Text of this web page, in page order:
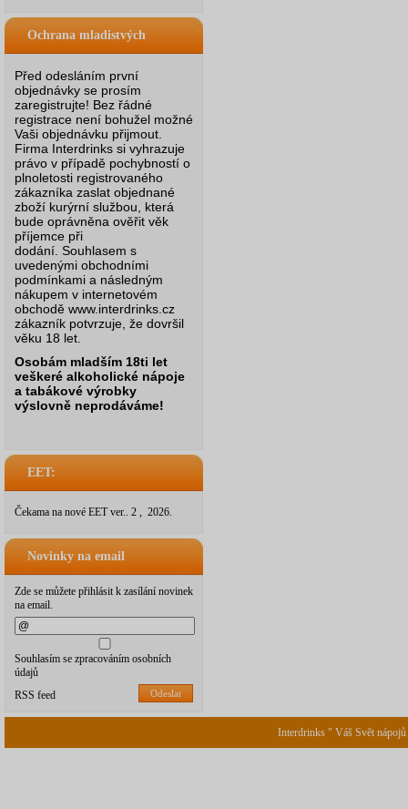
Ochrana mladistvých
Před odesláním první
objednávky se prosím
zaregistrujte! Bez řádné
registrace není bohužel možné
Vaši objednávku přijmout.
Firma Interdrinks si vyhrazuje
právo v případě pochybností o
plnoletosti registrovaného
zákazníka zaslat objednané
zboží kurýrní službou, která
bude oprávněna ověřit věk
příjemce při
dodání. Souhlasem s
uvedenými obchodními
podmínkami a následným
nákupem v internetovém
obchodě www.interdrinks.cz
zákazník potvrzuje, že dovršil
věku 18 let.
Osobám mladším 18ti let
veškeré alkoholické nápoje
a tabákové výrobky
výslovně neprodáváme!
EET:
Čekama na nové EET ver.. 2 , 2026.
Novinky na email
Zde se můžete přihlásit k zasílání novinek
na email.
Souhlasím se zpracováním osobních
údajů
Odeslat
RSS feed
Interdrinks " Váš Svět